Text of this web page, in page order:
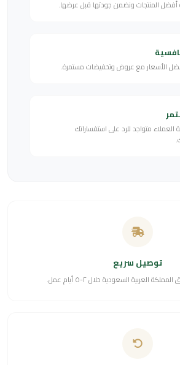
أفضل المنتجات ونضمن جودتها قبل عرضها.
الأسعار مع عروض وتخفيضات مستمرة.
متواجد للرد على استفساراتك
توصيل سريع
العربية السعودية خلال ٢-٥ أيام عمل.